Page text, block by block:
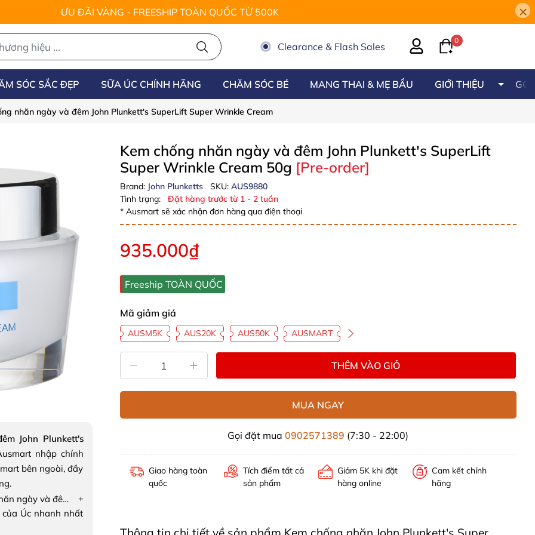
ƯU ĐÃI VÀNG - FREESHIP TOÀN QUỐC TỪ 500K ×
Clearance & Flash Sales
0
SÓC SẮC ĐẸP SỮA ÚC CHÍNH HÃNG CHĂM SÓC BÉ MANG THAI & MẸ BẦU GIỚI THIỆU
nhăn ngày và đêm John Plunkett's SuperLift Super Wrinkle Cream
John Plunkett's
nhập chính
bên ngoài, đầy
Kem chống nhăn ngày và đêm John Plunkett's SuperLift Super Wrinkle Cream
+
Úc nhanh nhất
Kem chống nhăn ngày và đêm John Plunkett's SuperLift
Super Wrinkle Cream 50g [Pre-order]
Brand: John Plunketts SKU: AUS9880
Tình trạng:
Đặt hàng trước từ 1 - 2 tuần
* Ausmart sẽ xác nhận đơn hàng qua điện thoại
935.000₫
Freeship TOÀN QUỐC
Mã giảm giá
AUSM5K AUS20K AUS50K AUSMART
THÊM VÀO GIỎ
MUA NGAY
Gọi đặt mua0902571389 (7:30 - 22:00)
Giao hàng toàn
quốc
Tích điểm tất cả
sản phẩm
Giảm 5K khi đặt
hàng online
Cam kết chính
hãng